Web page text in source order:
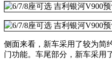
侧面来看，新车采用了较为简
门功能。车尾部分，新车采用